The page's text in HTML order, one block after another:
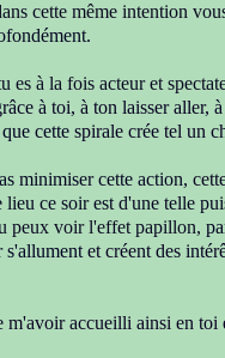
cette même intention
es à la fois acteur et
à toi, à ton laisser aller,
cette spirale crée tel un
minimiser cette action,
lieu ce soir est d'une telle
peux voir l'effet papillon,
s'allument et créent des
m'avoir accueilli ainsi en toi